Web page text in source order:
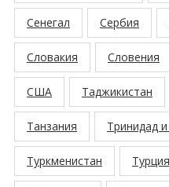
Сенегал Сербия
Словакия Словения
США Таджикистан
Танзания Тринидад
Туркменистан Турция